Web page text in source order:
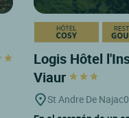
Logis Hôtel
Viaur
St Andre De Najac